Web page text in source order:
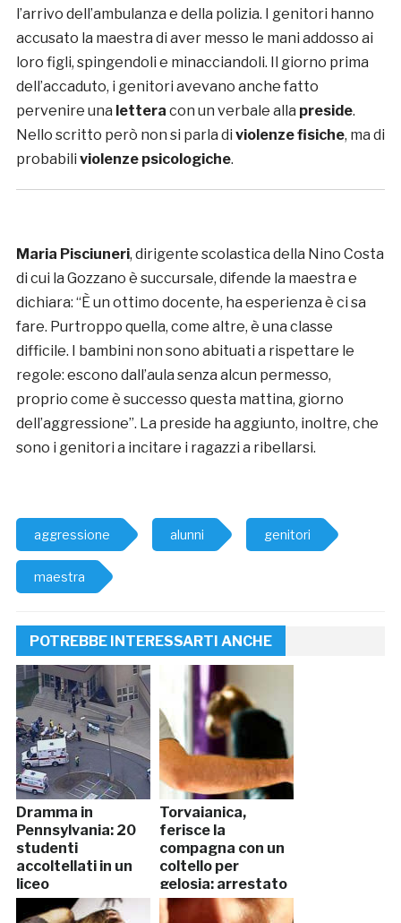
l’arrivo dell’ambulanza e della polizia. I genitori hanno
accusato la maestra di aver messo le mani addosso ai
loro figli, spingendoli e minacciandoli. Il giorno prima
dell’accaduto, i genitori avevano anche fatto
pervenire una lettera con un verbale alla preside.
Nello scritto però non si parla di violenze fisiche, ma di
probabili violenze psicologiche.
Maria Pisciuneri, dirigente scolastica della Nino Costa
di cui la Gozzano è succursale, difende la maestra e
dichiara: “È un ottimo docente, ha esperienza è ci sa
fare. Purtroppo quella, come altre, è una classe
difficile. I bambini non sono abituati a rispettare le
regole: escono dall’aula senza alcun permesso,
proprio come è successo questa mattina, giorno
dell’aggressione”. La preside ha aggiunto, inoltre, che
sono i genitori a incitare i ragazzi a ribellarsi.
aggressione alunni genitori
maestra
POTREBBE INTERESSARTI ANCHE
Dramma in
Pennsylvania: 20
studenti
accoltellati in un
liceo
Torvaianica,
ferisce la
compagna con un
coltello per
gelosia: arrestato